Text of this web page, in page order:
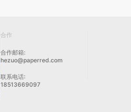
合作
合作邮箱:
hezuo@paperred.com
联系电话:
18513669097